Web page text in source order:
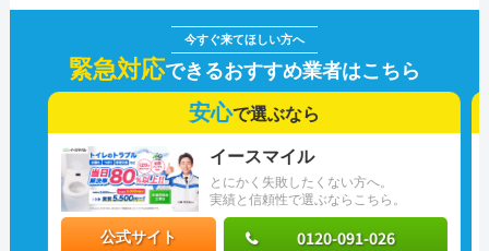
緊急対応できるおすすめ業者はこちら
安心で選ぶなら
とにかく失敗したくない方へ。
実績と信頼性で選ぶならこちら。
イースマイル
公式サイト 0120-091-026